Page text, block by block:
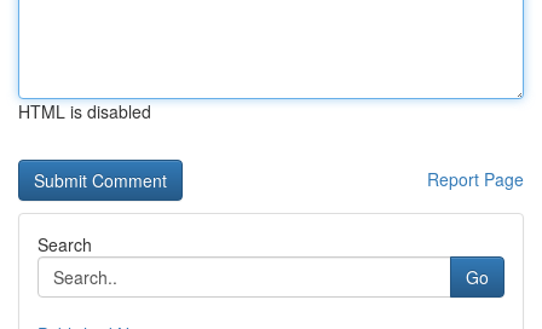
HTML is disabled
Report Page
Search
Go